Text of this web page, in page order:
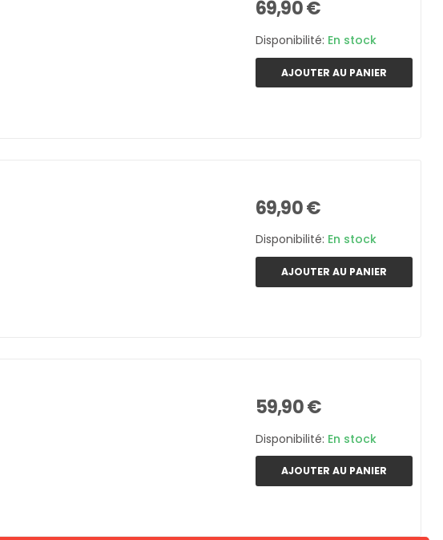
69,90 €
Disponibilité: En stock
AJOUTER AU PANIER
69,90 €
Disponibilité: En stock
AJOUTER AU PANIER
59,90 €
Disponibilité: En stock
AJOUTER AU PANIER